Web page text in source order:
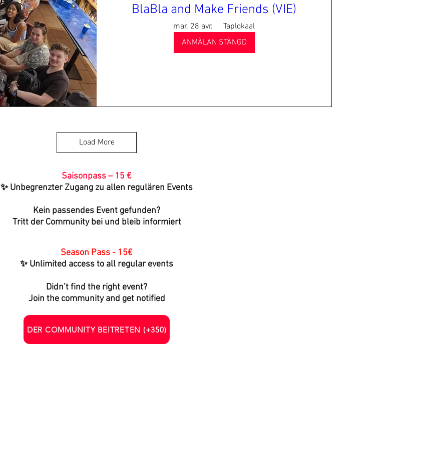
BlaBla and Make Friends (VIE)
mar. 28 avr.
Taplokaal
ANMÄLAN STÄNGD
Load More
Saisonpass – 15 €
✨ Unbegrenzter Zugang zu allen regulären Events
Kein passendes Event gefunden?
Tritt der Community bei und bleib informiert
Season Pass - 15€
✨ Unlimited access to all regular events
Didn’t find the right event?
Join the community and get notified
DER COMMUNITY BEITRETEN (+350)